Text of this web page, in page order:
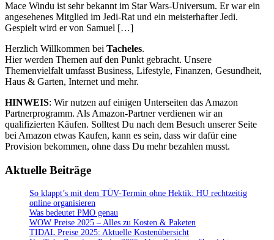
Mace Windu ist sehr bekannt im Star Wars-Universum. Er war ein
angesehenes Mitglied im Jedi-Rat und ein meisterhafter Jedi.
Gespielt wird er von Samuel […]
Herzlich Willkommen bei Tacheles.
Hier werden Themen auf den Punkt gebracht. Unsere
Themenvielfalt umfasst Business, Lifestyle, Finanzen, Gesundheit,
Haus & Garten, Internet und mehr.
HINWEIS: Wir nutzen auf einigen Unterseiten das Amazon
Partnerprogramm. Als Amazon-Partner verdienen wir an
qualifizierten Käufen. Solltest Du nach dem Besuch unserer Seite
bei Amazon etwas Kaufen, kann es sein, dass wir dafür eine
Provision bekommen, ohne dass Du mehr bezahlen musst.
Aktuelle Beiträge
So klappt’s mit dem TÜV-Termin ohne Hektik: HU rechtzeitig
online organisieren
Was bedeutet PMO genau
WOW Preise 2025 – Alles zu Kosten & Paketen
TIDAL Preise 2025: Aktuelle Kostenübersicht